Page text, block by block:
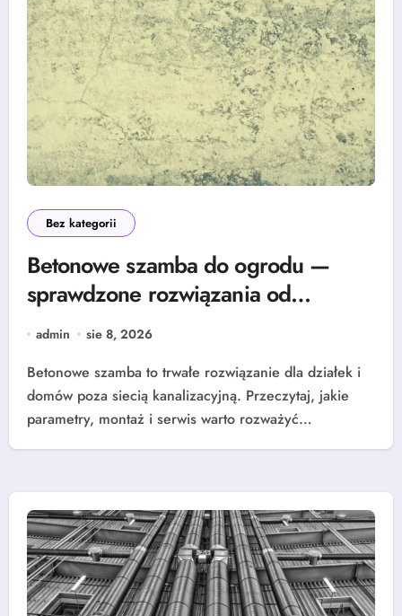
Bez kategorii
Betonowe szamba do ogrodu —
sprawdzone rozwiązania od
renomowanego producenta
admin sie 8, 2026
Betonowe szamba to trwałe rozwiązanie dla działek i
domów poza siecią kanalizacyjną. Przeczytaj, jakie
parametry, montaż i serwis warto rozważyć…